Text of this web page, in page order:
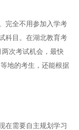
完全不用参加入学考
科目。在湖北教育考
次考试机会，最快
地的考生，还能根据
在需要自主规划学习